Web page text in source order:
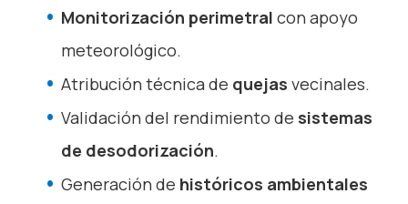
Monitorización perimetral con apoyo
meteorológico.
Atribución técnica de quejas vecinales.
Validación del rendimiento de sistemas
de desodorización.
Generación de históricos ambientales